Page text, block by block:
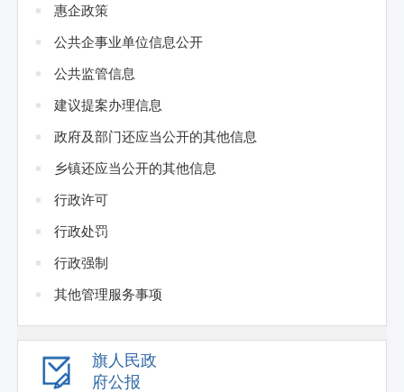
惠企政策
公共企事业单位信息公开
公共监管信息
建议提案办理信息
政府及部门还应当公开的其他信息
乡镇还应当公开的其他信息
行政许可
行政处罚
行政强制
其他管理服务事项
旗人民政
府公报